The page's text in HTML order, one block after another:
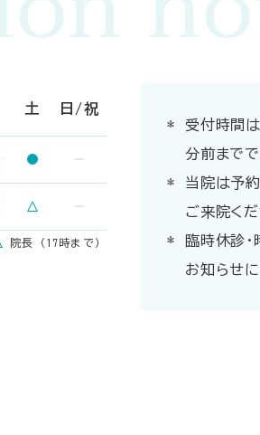
土 日/祝
院長（17時まで）
受付時間
分前までで
当院は予
ご来院くだ
臨時休診
お知らせ